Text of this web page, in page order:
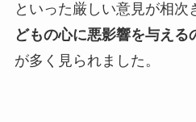
といった厳しい意見が相次
どもの心に悪影響を与える
が多く見られました。